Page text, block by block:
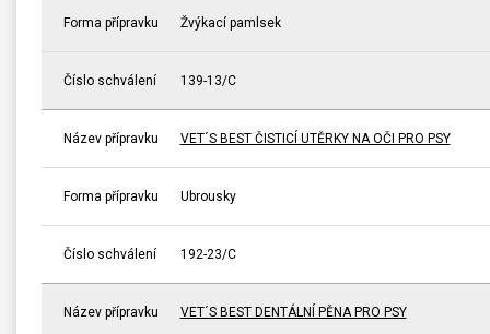
Forma přípravku Žvýkací pamlsek
Číslo schválení 139-13/C
Název přípravku VET´S BEST ČISTICÍ UTĚRKY NA OČI PRO PSY
Forma přípravku Ubrousky
Číslo schválení 192-23/C
Název přípravku VET´S BEST DENTÁLNÍ PĚNA PRO PSY